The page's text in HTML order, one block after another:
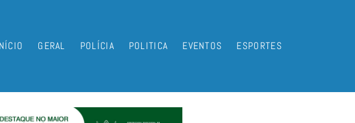
GERAL POLÍCIA POLITICA EVENTOS ESPORTES